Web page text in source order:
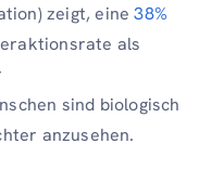
zeigt, eine38%
als
sind biologisch
anzusehen.